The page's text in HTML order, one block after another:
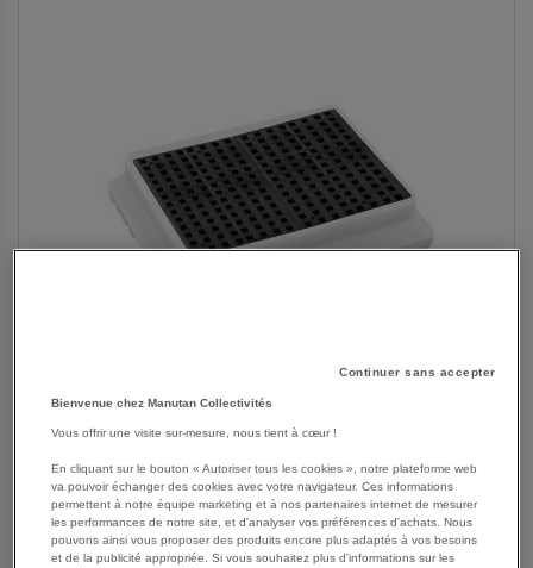
SKIP
Les avantages
Continuer sans accepter
Bienvenue chez Manutan Collectivités
Vous offrir une visite sur-mesure, nous tient à cœur !
En cliquant sur le bouton « Autoriser tous les cookies », notre plateforme web
va pouvoir échanger des cookies avec votre navigateur. Ces informations
permettent à notre équipe marketing et à nos partenaires internet de mesurer
les performances de notre site, et d'analyser vos préférences d'achats. Nous
pouvons ainsi vous proposer des produits encore plus adaptés à vos besoins
et de la publicité appropriée. Si vous souhaitez plus d'informations sur les